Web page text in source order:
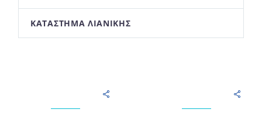
ΚΑΤΆΣΤΗΜΑ ΛΙΑΝΙΚΉΣ